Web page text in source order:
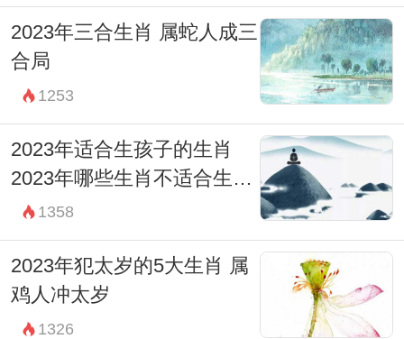
2023年三合生肖 属蛇人成三
合局
1253
2023年适合生孩子的生肖
2023年哪些生肖不适合生孩
子 1358
2023年犯太岁的5大生肖 属
鸡人冲太岁
1326